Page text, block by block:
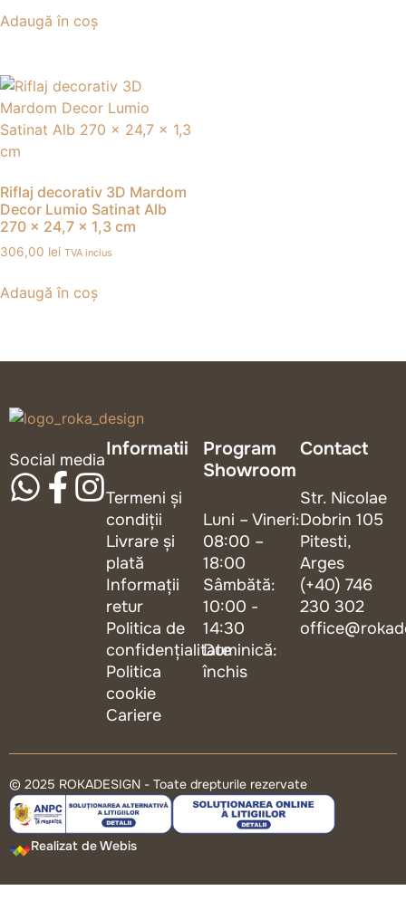
Adaugă în coș
Riflaj decorativ 3D Mardom
Decor Lumio Satinat Alb
270 x 24,7 x 1,3 cm
306,00 lei TVA inclus
Adaugă în coș
logo_roka_design
Social media
Informatii
Termeni și
condiții
Livrare și
plată
Informații
retur
Politica de
confidențialitate
Politica
cookie
Cariere
Program
Showroom
Luni – Vineri:
08:00 –
18:00
Sâmbătă:
10:00 -
14:30
Duminică:
închis
Contact
Str. Nicolae
Dobrin 105
Pitesti,
Arges
(+40) 746
230 302
© 2025 ROKADESIGN - Toate drepturile rezervate
Realizat de Webis